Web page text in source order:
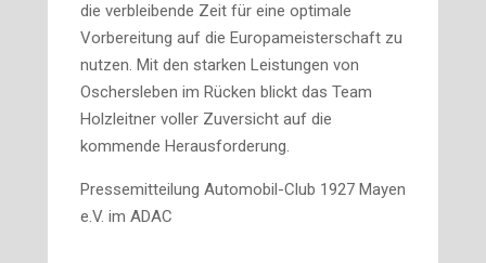
die verbleibende Zeit für eine optimale
Vorbereitung auf die Europameisterschaft zu
nutzen. Mit den starken Leistungen von
Oschersleben im Rücken blickt das Team
Holzleitner voller Zuversicht auf die
kommende Herausforderung.
Pressemitteilung Automobil-Club 1927 Mayen
e.V. im ADAC